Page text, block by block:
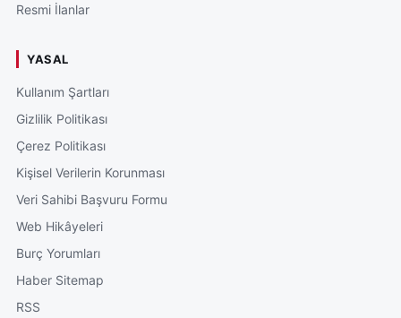
Resmi İlanlar
YASAL
Kullanım Şartları
Gizlilik Politikası
Çerez Politikası
Kişisel Verilerin Korunması
Veri Sahibi Başvuru Formu
Web Hikâyeleri
Burç Yorumları
Haber Sitemap
RSS